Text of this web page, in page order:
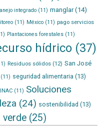
integrado(11) manglar(14)
(11) México(11) pago servicios
Plantaciones forestales(11)
hídrico(37)
Residuos sólidos(12) San José
(11) seguridad alimentaria (13)
(11) Soluciones
(24) sostenibilidad (13)
verde(25)